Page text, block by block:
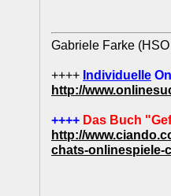
Gabriele Farke (HSO
++++ Individuelle
http://
++++ Das Buch
http://
chats-onlinespiele-